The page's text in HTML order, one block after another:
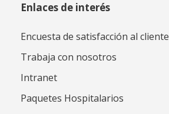
Enlaces de interés
Encuesta de satisfacción al cliente
Trabaja con nosotros
Intranet
Paquetes Hospitalarios